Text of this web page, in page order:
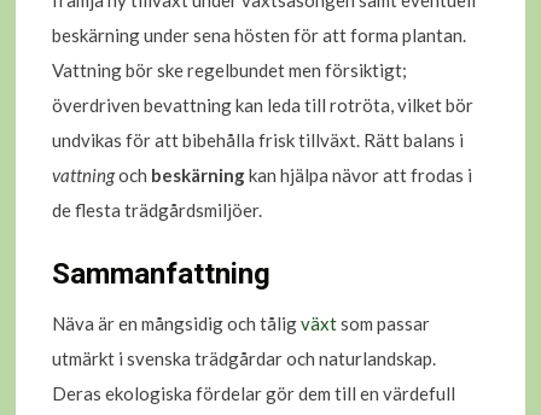
beskärning under sena hösten för att forma plantan.
Vattning bör ske regelbundet men försiktigt;
överdriven bevattning kan leda till rotröta, vilket bör
undvikas för att bibehålla frisk tillväxt. Rätt balans i
vattningoch beskärningkan hjälpa nävor att frodas i
de flesta trädgårdsmiljöer.
Sammanfattning
Näva är en mångsidig och tåligväxtsom passar
utmärkt i svenska trädgårdar och naturlandskap.
Deras ekologiska fördelar gör dem till en värdefull